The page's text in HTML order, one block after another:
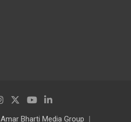
Amar Bharti Media Group